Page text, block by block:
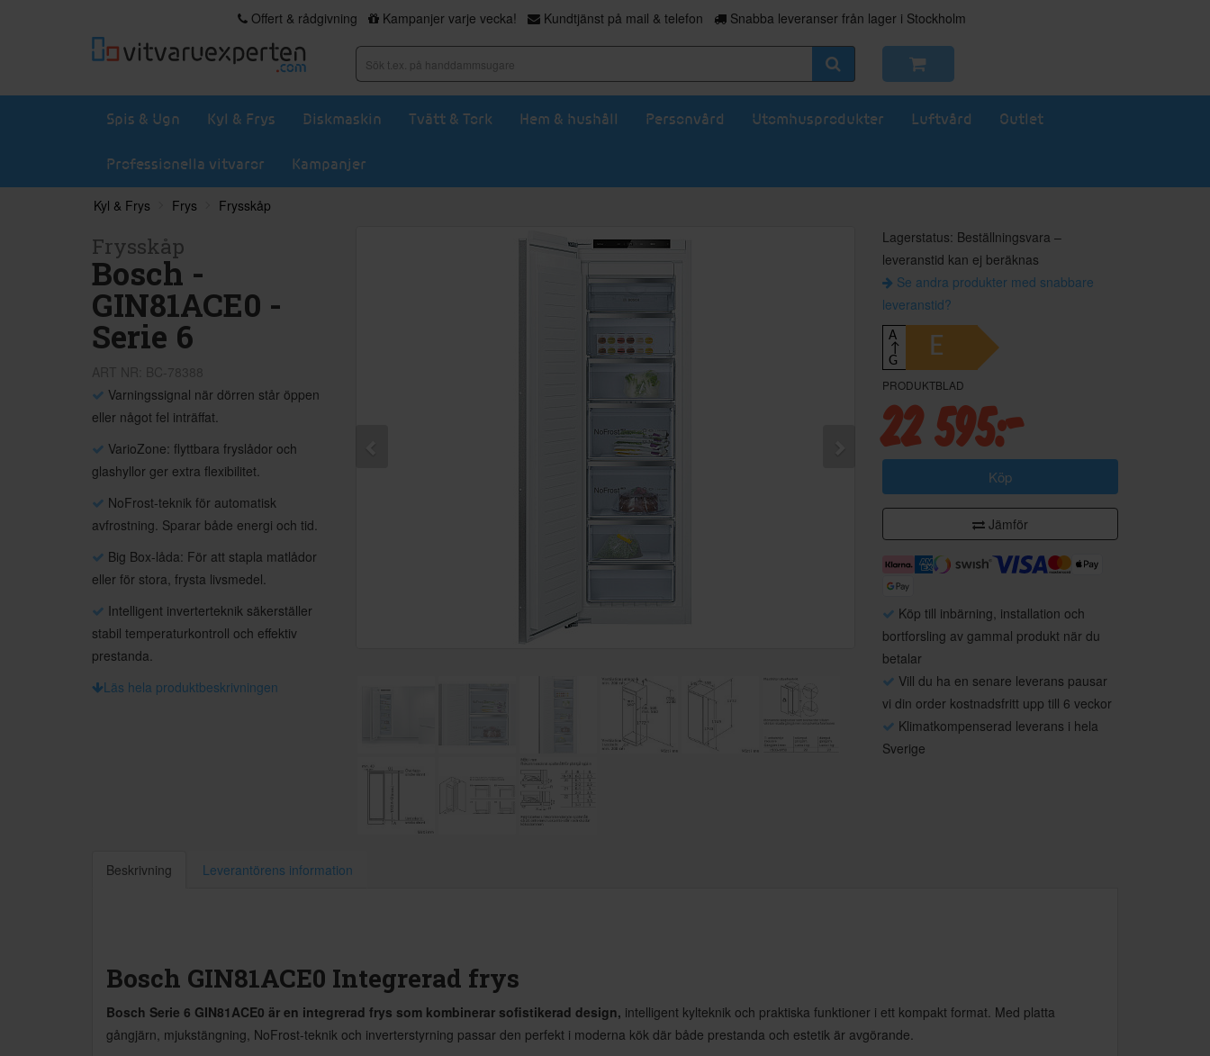
Offert & rådgivning Kampanjer varje vecka! Kundtjänst på mail & telefon Snabba leveranser från lager i Stockholm
Spis & Ugn Kyl & Frys Diskmaskin Tvätt & Tork Hem & hushåll Personvård Utomhusprodukter Luftvård Outlet
Professionella vitvaror Kampanjer
Kyl & Frys Frys Frysskåp
Frysskåp
Bosch -
GIN81ACE0 -
Serie 6
Varningssignal när dörren står öppen
eller något fel inträffat.
VarioZone: flyttbara fryslådor och
glashyllor ger extra flexibilitet.
NoFrost-teknik för automatisk
avfrostning. Sparar både energi och tid.
Big Box-låda: För att stapla matlådor
eller för stora, frysta livsmedel.
Intelligent inverterteknik säkerställer
stabil temperaturkontroll och effektiv
prestanda.
Läs hela produktbeskrivningen
Lagerstatus: Beställningsvara –
leveranstid kan ej beräknas
Se andra produkter med snabbare
leveranstid?
A
↑
G
E
PRODUKTBLAD
22 595:-
Köp
Jämför
Köp till inbärning, installation och
bortforsling av gammal produkt när du
betalar
Vill du ha en senare leverans pausar
vi din order kostnadsfritt upp till 6 veckor
Klimatkompenserad leverans i hela
Sverige
Beskrivning Leverantörens information
Bosch GIN81ACE0 Integrerad frys
Bosch Serie 6 GIN81ACE0 är en integrerad frys som kombinerar sofistikerad design, intelligent kylteknik och praktiska funktioner i ett kompakt format. Med platta
gångjärn, mjukstängning, NoFrost-teknik och inverterstyrning passar den perfekt i moderna kök där både prestanda och estetik är avgörande.